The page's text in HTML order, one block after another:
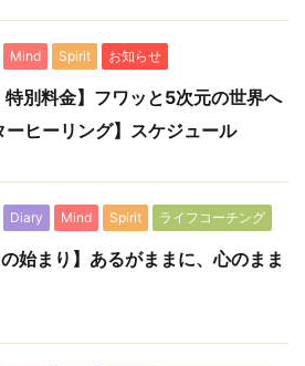
Mind Spirit お知らせ
特別料金】フワッと5次元の世界へ
ーヒーリング】スケジュール
Diary Mind Spirit ライフコーチング
の始まり】あるがままに、心のまま